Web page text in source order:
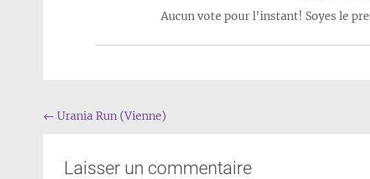
Aucun vote pour l'instant! Soyes le
Navigation
l'article
← Urania Run (Vienne)
Laisser un commentaire